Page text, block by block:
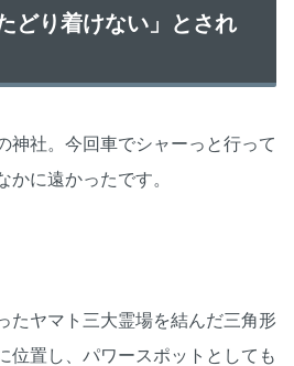
どり着けない」とされ
神社。今回車でシャーっと行って
かに遠かったです。
たヤマト三大霊場を結んだ三角形
位置し、パワースポットとしても